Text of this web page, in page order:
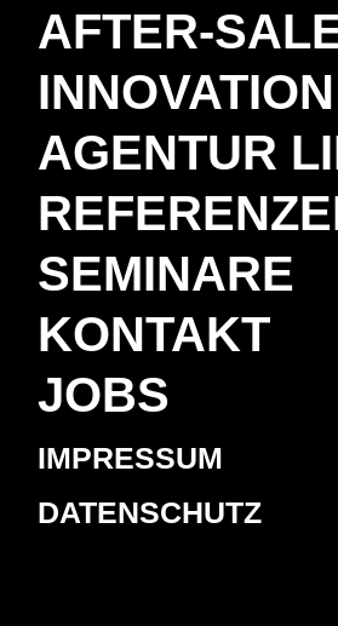
AFTER-
INNOVATION
AGENTUR
SEMINARE
KONTAKT
JOBS
IMPRESSUM
DATENSCHUTZ